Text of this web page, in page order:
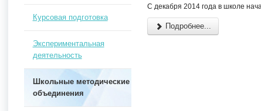
С декабря 2014 года в школе
Подробнее...
Курсовая подготовка
Экспериментальная
деятельность
Школьные методические
объединения